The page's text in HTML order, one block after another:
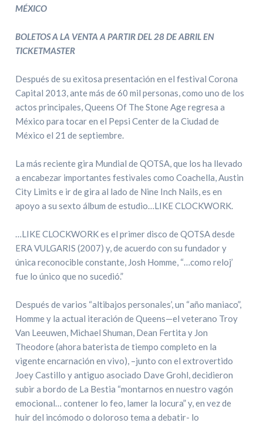
MÉXICO
BOLETOS A LA VENTA A PARTIR DEL 28 DE ABRIL EN
TICKETMASTER
Después de su exitosa presentación en el festival Corona
Capital 2013, ante más de 60 mil personas, como uno de los
actos principales, Queens Of The Stone Age regresa a
México para tocar en el Pepsi Center de la Ciudad de
México el 21 de septiembre.
La más reciente gira Mundial de QOTSA, que los ha llevado
a encabezar importantes festivales como Coachella, Austin
City Limits e ir de gira al lado de Nine Inch Nails, es en
apoyo a su sexto álbum de estudio…LIKE CLOCKWORK.
…LIKE CLOCKWORK es el primer disco de QOTSA desde
ERA VULGARIS (2007) y, de acuerdo con su fundador y
única reconocible constante, Josh Homme, “…como reloj’
fue lo único que no sucedió.”
Después de varios “altibajos personales’, un “año maniaco”,
Homme y la actual iteración de Queens—el veterano Troy
Van Leeuwen, Michael Shuman, Dean Fertita y Jon
Theodore (ahora baterista de tiempo completo en la
vigente encarnación en vivo), –junto con el extrovertido
Joey Castillo y antiguo asociado Dave Grohl, decidieron
subir a bordo de La Bestia “montarnos en nuestro vagón
emocional… contener lo feo, lamer la locura” y, en vez de
huir del incómodo o doloroso tema a debatir- lo